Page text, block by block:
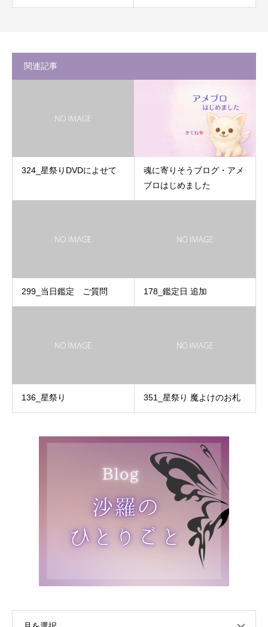
関連記事
324_星祭りDVDによせて
魂に寄りそうブログ・アメ
ブロはじめました
299_当日鑑定 ご質問 178_鑑定日 追加
136_星祭り 351_星祭り 魔よけのお札